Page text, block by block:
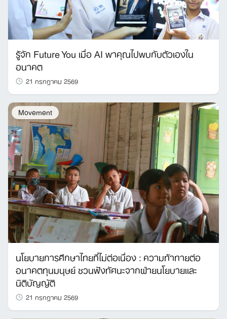
รู้จัก Future You เมื่อ AI พาคุณไปพบกับตัวเองใน
อนาคต
21 กรกฎาคม 2569
Movement
นโยบายการศึกษาไทยที่ไม่ต่อเนื่อง : ความท้าทายต่อ
อนาคตทุนมนุษย์ ชวนฟังทัศนะจากฝ่ายนโยบายและ
นิติบัญญัติ
21 กรกฎาคม 2569